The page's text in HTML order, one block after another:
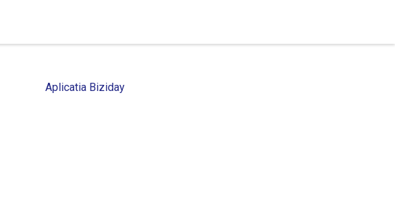
Aplicatia Biziday